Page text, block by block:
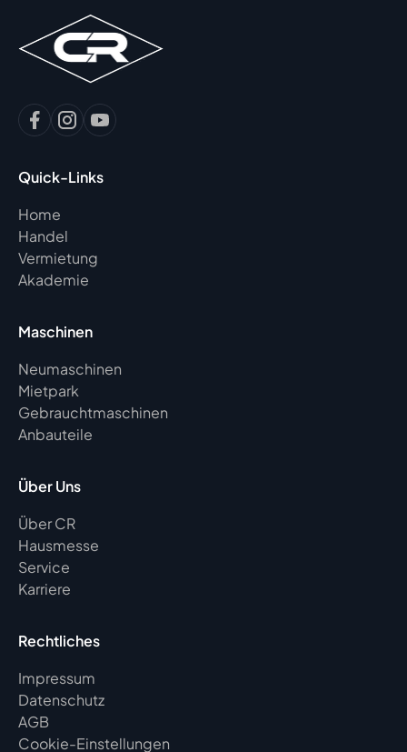
Quick-Links
Home
Handel
Vermietung
Akademie
Maschinen
Neumaschinen
Mietpark
Gebrauchtmaschinen
Anbauteile
Über Uns
Über CR
Hausmesse
Service
Karriere
Rechtliches
Impressum
Datenschutz
AGB
Cookie-Einstellungen